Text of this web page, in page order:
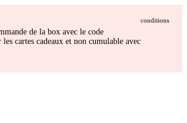
conditions
de la box avec le code
cartes cadeaux et non cumulable avec